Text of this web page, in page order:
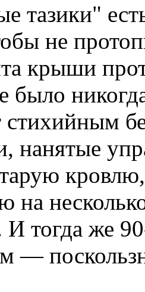
тазики"
не
крыши
было
стихийным
нанятые
на
тогда же
—